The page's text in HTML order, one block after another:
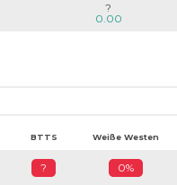
?
0.00
BTTS Weiße Westen
? 0%